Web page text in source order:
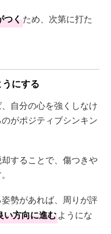
つくため、次第に打た
にする
自分の心を強くしなけ
がポジティブシンキン
することで、傷つきや
勢があれば、周りが評
い方向に進むようにな